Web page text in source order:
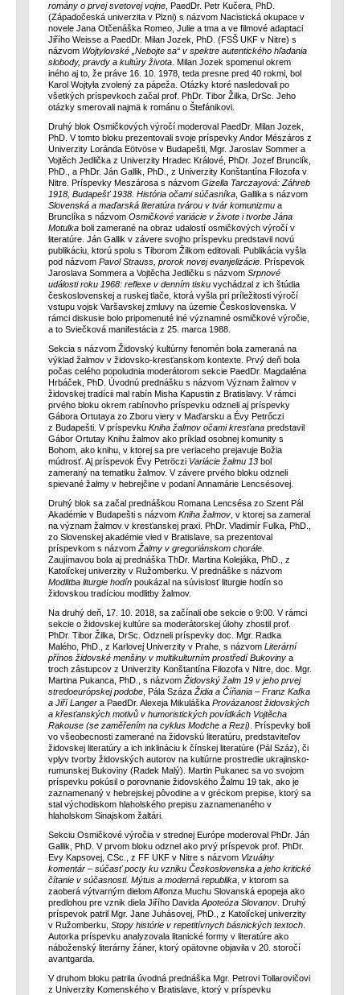
romány o prvej svetovej vojne , PaedDr. Petr Kučera, PhD.
(Západočeská univerzita v Plzni) s názvom Nacistická okupace v
novele Jana Otčenáška Romeo, Julie a tma a ve filmové adaptaci
Jiřího Weisse a PaedDr. Milan Jozek, PhD. (FSŠ UKF v Nitre) s
názvom Wojtylovské „Nebojte sa“ v spektre autentického hľadania
slobody, pravdy a kultúry života . Milan Jozek spomenul okrem
iného aj to, že práve 16. 10. 1978, teda presne pred 40 rokmi, bol
Karol Wojtyła zvolený za pápeža. Otázky ktoré nasledovali po
všetkých príspevkoch začal prof. PhDr. Tibor Žilka, DrSc. Jeho
otázky smerovali najmä k románu o Štefánikovi.
Druhý blok Osmičkových výročí moderoval PaedDr. Milan Jozek,
PhD. V tomto bloku prezentovali svoje príspevky Andor Mészáros z
Univerzity Loránda Eötvöse v Budapešti, Mgr. Jaroslav Sommer a
Vojtěch Jedlička z Univerzity Hradec Králové, PhDr. Jozef Brunclík,
PhD., a PhDr. Ján Gallik, PhD., z Univerzity Konštantína Filozofa v
Nitre. Príspevky Meszárosa s názvom Gizella Tarczayová: Záhreb
1918, Budapešť 1938. História očami súčasníka , Gallika s názvom
Slovenská a maďarská literatúra tvárou v tvár komunizmu a
Brunclíka s názvom Osmičkové variácie v živote i tvorbe Jána
Motulka boli zamerané na obraz udalostí osmičkových výročí v
literatúre. Ján Gallik v závere svojho príspevku predstavil novú
publikáciu, ktorú spolu s Tiborom Žilkom editovali. Publikácia vyšla
pod názvom Pavol Strauss, prorok novej evanjelizácie . Príspevok
Jaroslava Sommera a Vojtěcha Jedličku s názvom Srpnové
události roku 1968: reflexe v denním tisku vychádzal z ich štúdia
československej a ruskej tlače, ktorá vyšla pri príležitosti výročí
vstupu vojsk Varšavskej zmluvy na územie Československa. V
rámci diskusie bolo pripomenuté iné významné osmičkové výročie,
a to Sviečková manifestácia z 25. marca 1988.
Sekcia s názvom Židovský kultúrny fenomén bola zameraná na
výklad žalmov v židovsko-kresťanskom kontexte. Prvý deň bola
počas celého popoludnia moderátorom sekcie PaedDr. Magdaléna
Hrbáček, PhD. Úvodnú prednášku s názvom Význam žalmov v
židovskej tradícii mal rabín Misha Kapustin z Bratislavy. V rámci
prvého bloku okrem rabínovho príspevku odzneli aj príspevky
Gábora Ortutaya zo Zboru viery v Maďarsku a Évy Petrőczi
z Budapešti. V príspevku Kniha žalmov očami kresťana predstavil
Gábor Ortutay Knihu žalmov ako príklad osobnej komunity s
Bohom, ako knihu, v ktorej sa pre veriaceho prejavuje Božia
múdrosť. Aj príspevok Évy Petröczi Variácie žalmu 13 bol
zameraný na tematiku žalmov. V závere prvého bloku odzneli
spievané žalmy v hebrejčine v podaní Annamárie Lencsésovej.
Druhý blok sa začal prednáškou Romana Lencsésa zo Szent Pál
Akadémie v Budapešti s názvom Kniha žalmov , v ktorej sa zameral
na význam žalmov v kresťanskej praxi. PhDr. Vladimír Fulka, PhD.,
zo Slovenskej akadémie vied v Bratislave, sa prezentoval
príspevkom s názvom Žalmy v gregoriánskom chorále
Zaujímavou bola aj prednáška ThDr. Martina Kolejáka, PhD., z
Katolíckej univerzity v Ružomberku. V prednáške s názvom
Modlitba liturgie hodín poukázal na súvislosť liturgie hodín so
židovskou tradíciou modlitby žalmov.
Na druhý deň, 17. 10. 2018, sa začínali obe sekcie o 9:00. V rámci
sekcie o židovskej kultúre sa moderátorskej úlohy zhostil prof.
PhDr. Tibor Žilka, DrSc. Odzneli príspevky doc. Mgr. Radka
Malého, PhD., z Karlovej Univerzity v Prahe, s názvom Literární
přínos židovské menšiny v multikulturním prostředí Bukoviny a
troch zástupcov z Univerzity Konštantína Filozofa v Nitre, doc. Mgr.
Martina Pukanca, PhD., s názvom Židovský žalm 19 v jeho prvej
stredoeurópskej podobe , Pála Száza Židia a Číňania – Franz Kafka
a Jiří Langer a PaedDr. Alexeja Mikuláška Provázanost židovských
a křesťanských motivů v humoristických povídkách Vojtěcha
Rakouse (se zaměřením na cyklus Modche a Rezi) . Príspevky boli
vo všeobecnosti zamerané na židovskú literatúru, predstaviteľov
židovskej literatúry a ich inklináciu k čínskej literatúre (Pál Száz), či
vplyv tvorby židovských autorov na kultúrne prostredie ukrajinsko-
rumunskej Bukoviny (Radek Malý). Martin Pukanec sa vo svojom
príspevku pokúsil o porovnanie židovského Žalmu 19 tak, ako je
zaznamenaný v hebrejskej pôvodine a v gréckom prepise, ktorý sa
stal východiskom hlaholského prepisu zaznamenaného v
hlaholskom Sinajskom žaltári.
Sekciu Osmičkové výročia v strednej Európe moderoval PhDr. Ján
Gallik, PhD. V prvom bloku odznel ako prvý príspevok prof. PhDr.
Evy Kapsovej, CSc., z FF UKF v Nitre s názvom Vizuálny
komentár – súčasť pocty ku vzniku Československa a jeho kritické
čítanie v súčasnosti. Mýtus a moderná republika , v ktorom sa
zaoberá výtvarným dielom Alfonza Muchu Slovanská epopeja ako
predlohou pre vznik diela Jiřího Davida Apoteóza Slovanov . Druhý
príspevok patril Mgr. Jane Juhásovej, PhD., z Katolíckej univerzity
v Ružomberku, Stopy histórie v repetitívnych básnických textoch
Autorka príspevku analyzovala litanické formy v literatúre ako
náboženský literárny žáner, ktorý opätovne objavila v 20. storočí
avantgarda.
V druhom bloku patrila úvodná prednáška Mgr. Petrovi Tollarovičovi
z Univerzity Komenského v Bratislave, ktorý v príspevku